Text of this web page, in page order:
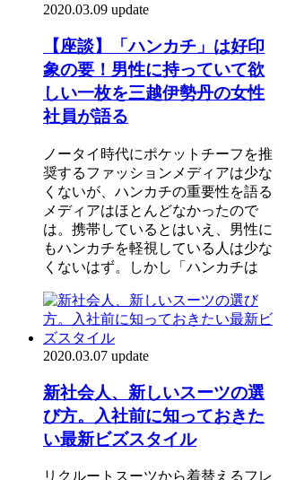
2020.03.09 update
【座談】「ハンカチ」は好印
象の要！男性に持っていて欲
しい一枚を三越伊勢丹の女性
社員が語る
ノータイ時代にポケットチーフを推
奨するファッションメディアは少な
くないが、ハンカチの重要性を語る
メディアはほとんどなかったので
は。携帯しているとはいえ、男性に
もハンカチを軽視している人は少な
くないはず。しかし「ハンカチは
2020.03.07 update
新社会人、新しいスーツの選
び方。入社前に知っておきた
い最新ビズスタイル
リクルートスーツから着替えるフレ